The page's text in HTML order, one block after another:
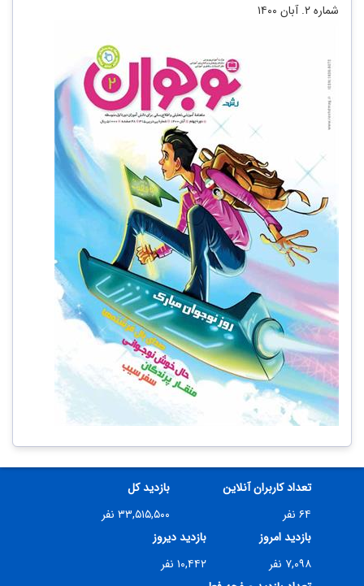
شماره ۲. آبان ۱۴۰۰
تعداد کاربران آنلاین
۶۴ نفر
بازدید کل
۳۳,۵۱۵,۵۰۰ نفر
بازدید امروز
۷,۰۹۸ نفر
بازدید دیروز
۱۰,۴۴۲ نفر